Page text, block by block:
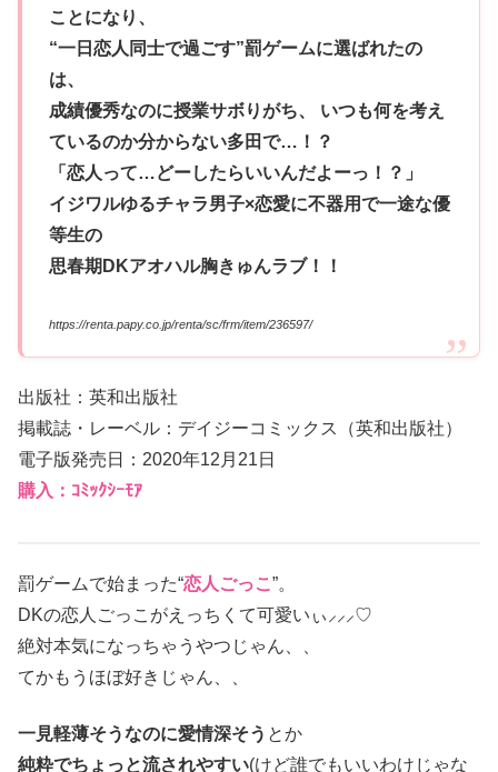
ことになり、
“一日恋人同士で過ごす”罰ゲームに選ばれたの
は、
成績優秀なのに授業サボりがち、 いつも何を考え
ているのか分からない多田で…！？
「恋人って…どーしたらいいんだよーっ！？」
イジワルゆるチャラ男子×恋愛に不器用で一途な優
等生の
思春期DKアオハル胸きゅんラブ！！
https://renta.papy.co.jp/renta/sc/frm/item/236597/
出版社：英和出版社
掲載誌・レーベル：デイジーコミックス（英和出版社）
電子版発売日：2020年12月21日
購入：ｺﾐｯｸｼｰﾓｱ
罰ゲームで始まった“恋人ごっこ ”。
DKの恋人ごっこがえっちくて可愛いぃ⸝⸝⸝♡
絶対本気になっちゃうやつじゃん、、
てかもうほぼ好きじゃん、、
一見軽薄そうなのに愛情深そう とか
純粋でちょっと流されやすい(けど誰でもいいわけじゃな